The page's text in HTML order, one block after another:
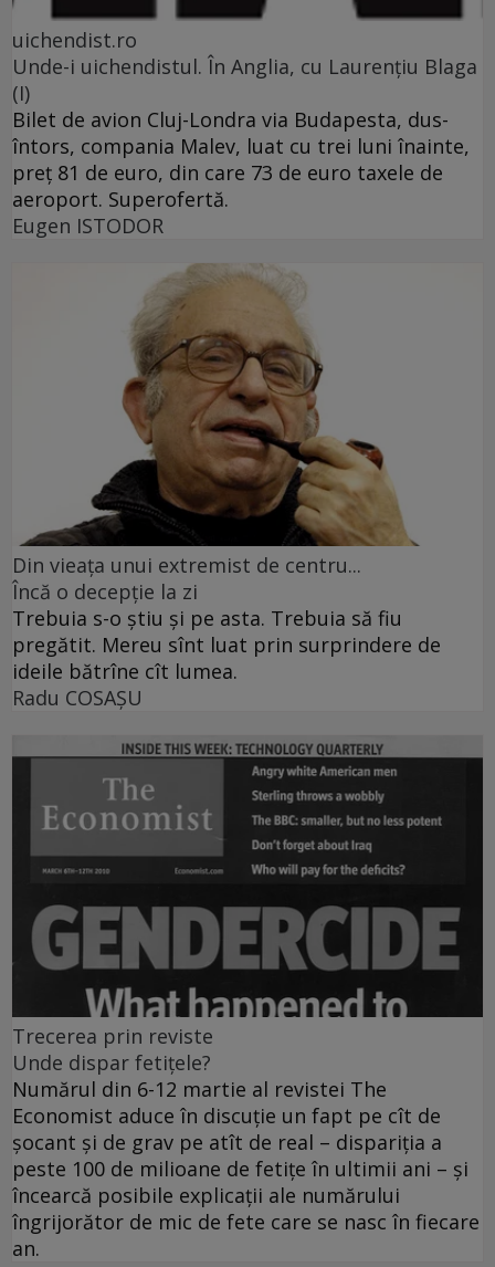
uichendist.ro
Unde-i uichendistul. În Anglia, cu Laurenţiu Blaga
(I)
Bilet de avion Cluj-Londra via Budapesta, dus-
întors, compania Malev, luat cu trei luni înainte,
preţ 81 de euro, din care 73 de euro taxele de
aeroport. Superofertă.
Eugen ISTODOR
Din vieaţa unui extremist de centru...
Încă o decepţie la zi
Trebuia s-o ştiu şi pe asta. Trebuia să fiu
pregătit. Mereu sînt luat prin surprindere de
ideile bătrîne cît lumea.
Radu COSAŞU
Trecerea prin reviste
Unde dispar fetiţele?
Numărul din 6-12 martie al revistei The
Economist aduce în discuţie un fapt pe cît de
şocant şi de grav pe atît de real – dispariţia a
peste 100 de milioane de fetiţe în ultimii ani – şi
încearcă posibile explicaţii ale numărului
îngrijorător de mic de fete care se nasc în fiecare
an.